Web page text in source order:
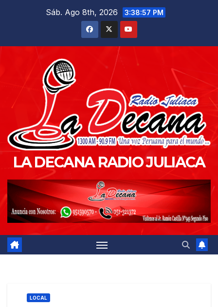
Sáb. Ago 8th, 2026 3:38:58 PM
LA DECANA RADIO JULIACA
LOCAL